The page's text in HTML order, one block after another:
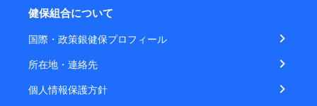
健保組合について
国際・政策銀健保プロフィール
所在地・連絡先
個人情報保護方針